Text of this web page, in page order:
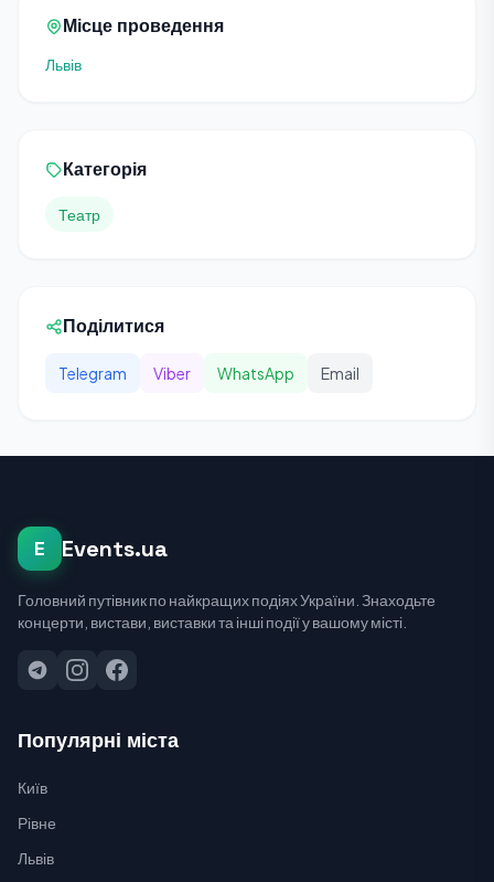
Місце проведення
Львів
Категорія
Театр
Поділитися
Telegram Viber WhatsApp Email
E Events.ua
Головний путівник по найкращих подіях України. Знаходьте
концерти, вистави, виставки та інші події у вашому місті.
Популярні міста
Київ
Рівне
Львів